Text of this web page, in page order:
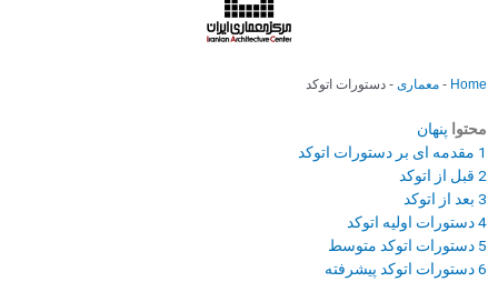
Home
- معماری - دستورات اتوکد
محتوا پنهان
1 مقدمه ای بر دستورات اتوکد
2 قبل از اتوکد
3 بعد از اتوکد
4دستورات اولیه اتوکد
5 دستورات اتوکد متوسط
6دستورات اتوکد پیشرفته